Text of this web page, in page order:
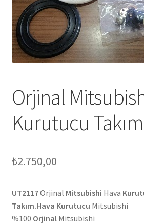
Orjinal
Kurutucu
₺2.750,00
UT2117Orjinal Mitsubishi Hava
Takım.Hava Kurutucu Mitsubishi
%100 OrjinalMitsubishi